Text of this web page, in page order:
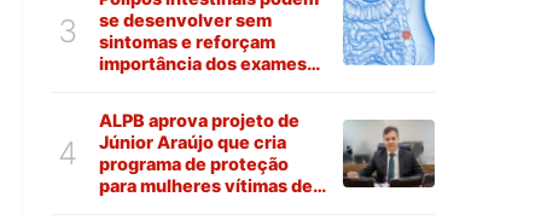
3
se desenvolver sem
sintomas e reforçam
importância dos exames
4
ALPB aprova projeto de
Júnior Araújo que cria
programa de proteção
para mulheres vítimas de